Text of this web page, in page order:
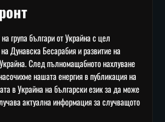
група българи от Украйна с цел
Дунавска Бесарабия и развитие на
След пълномащабното нахлуване
нашата енергия в публикация на
в Украйна на български език за да може
актуална информация за случващото